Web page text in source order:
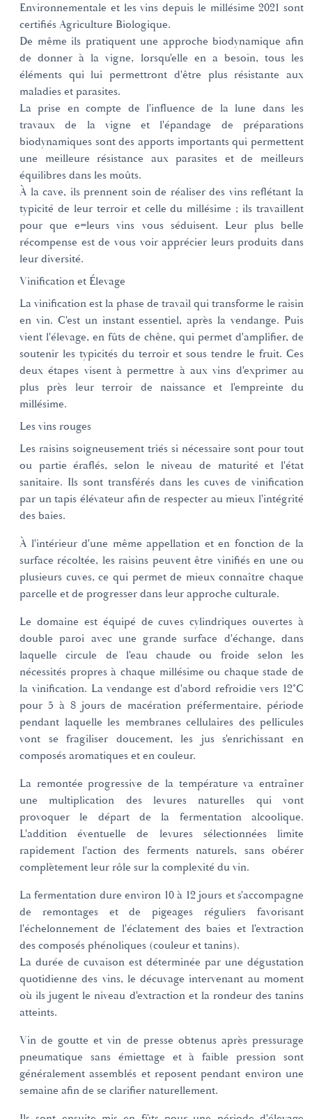
Environnementale et les vins depuis le millésime 2021 sont
certifiés Agriculture Biologique.
De même ils pratiquent une approche biodynamique afin
de donner à la vigne, lorsqu'elle en a besoin, tous les
éléments qui lui permettront d'être plus résistante aux
maladies et parasites.
La prise en compte de l'influence de la lune dans les
travaux de la vigne et l'épandage de préparations
biodynamiques sont des apports importants qui permettent
une meilleure résistance aux parasites et de meilleurs
équilibres dans les moûts.
À la cave, ils prennent soin de réaliser des vins reflétant la
typicité de leur terroir et celle du millésime ; ils travaillent
pour que e=leurs vins vous séduisent. Leur plus belle
récompense est de vous voir apprécier leurs produits dans
leur diversité.
Vinification et Élevage
La vinification est la phase de travail qui transforme le raisin
en vin. C'est un instant essentiel, après la vendange. Puis
vient l'élevage, en fûts de chêne, qui permet d'amplifier, de
soutenir les typicités du terroir et sous tendre le fruit. Ces
deux étapes visent à permettre à aux vins d'exprimer au
plus près leur terroir de naissance et l'empreinte du
millésime.
Les vins rouges
Les raisins soigneusement triés si nécessaire sont pour tout
ou partie éraflés, selon le niveau de maturité et l'état
sanitaire. Ils sont transférés dans les cuves de vinification
par un tapis élévateur afin de respecter au mieux l'intégrité
des baies.
À l'intérieur d'une même appellation et en fonction de la
surface récoltée, les raisins peuvent être vinifiés en une ou
plusieurs cuves, ce qui permet de mieux connaître chaque
parcelle et de progresser dans leur approche culturale.
Le domaine est équipé de cuves cylindriques ouvertes à
double paroi avec une grande surface d'échange, dans
laquelle circule de l'eau chaude ou froide selon les
nécessités propres à chaque millésime ou chaque stade de
la vinification. La vendange est d'abord refroidie vers 12°C
pour 5 à 8 jours de macération préfermentaire, période
pendant laquelle les membranes cellulaires des pellicules
vont se fragiliser doucement, les jus s'enrichissant en
composés aromatiques et en couleur.
La remontée progressive de la température va entraîner
une multiplication des levures naturelles qui vont
provoquer le départ de la fermentation alcoolique.
L'addition éventuelle de levures sélectionnées limite
rapidement l'action des ferments naturels, sans obérer
complètement leur rôle sur la complexité du vin.
La fermentation dure environ 10 à 12 jours et s'accompagne
de remontages et de pigeages réguliers favorisant
l'échelonnement de l'éclatement des baies et l'extraction
des composés phénoliques (couleur et tanins).
La durée de cuvaison est déterminée par une dégustation
quotidienne des vins, le décuvage intervenant au moment
où ils jugent le niveau d'extraction et la rondeur des tanins
atteints.
Vin de goutte et vin de presse obtenus après pressurage
pneumatique sans émiettage et à faible pression sont
généralement assemblés et reposent pendant environ une
semaine afin de se clarifier naturellement.